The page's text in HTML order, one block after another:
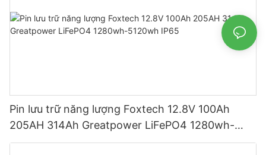
Pin lưu trữ năng lượng Foxtech 12.8V 100Ah
205AH 314Ah Greatpower LiFePO4 1280wh-
5120wh IP65